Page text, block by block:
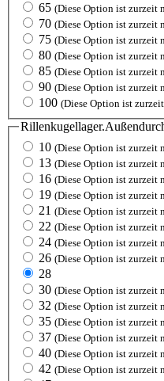
65 (Diese Option ist zurzeit
70 (Diese Option ist zurzeit
75 (Diese Option ist zurzeit
80 (Diese Option ist zurzeit
85 (Diese Option ist zurzeit
90 (Diese Option ist zurzeit
100 (Diese Option ist
10 (Diese Option ist zurzeit
13 (Diese Option ist zurzeit
16 (Diese Option ist zurzeit
19 (Diese Option ist zurzeit
21 (Diese Option ist zurzeit
22 (Diese Option ist zurzeit
24 (Diese Option ist zurzeit
26 (Diese Option ist zurzeit
28
30 (Diese Option ist zurzeit
32 (Diese Option ist zurzeit
35 (Diese Option ist zurzeit
37 (Diese Option ist zurzeit
40 (Diese Option ist zurzeit
42 (Diese Option ist zurzeit